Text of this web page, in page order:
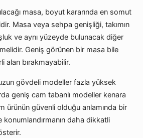
masa, boyut kararında en somut
Masa veya sehpa genişliği, takımın
ve aynı yüzeyde bulunacak diğer
Geniş görünen bir masa bile
alan bırakmayabilir.
gövdeli modeller fazla yüksek
geniş cam tabanlı modeller kenara
ürünün güvenli olduğu anlamında bir
daha dikkatli